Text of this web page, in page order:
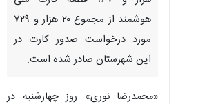
هوشمند از مجموع ۲۰ هزار و ۷۲۹
مورد درخواست صدور کارت در
این شهرستان صادر شده است.
«محمدرضا نوری» روز چهارشنبه در